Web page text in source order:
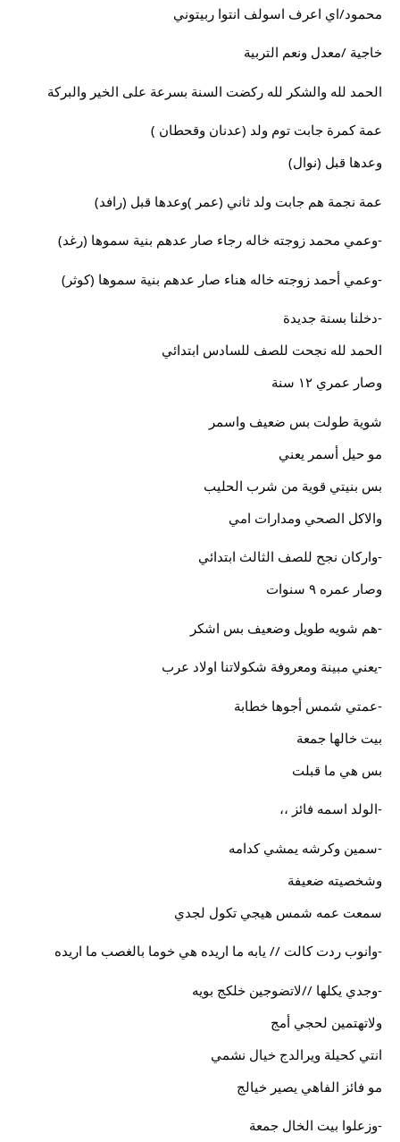
محمود/اي اعرف اسولف انتوا ربيتوني
خاجية /معدل ونعم التربية
الحمد لله والشكر لله ركضت السنة بسرعة على الخير والبركة
عمة كمرة جابت توم ولد (عدنان وقحطان )
وعدها قبل (نوال)
عمة نجمة هم جابت ولد ثاني (عمر )وعدها قبل (رافد)
-وعمي محمد زوجته خاله رجاء صار عدهم بنية سموها (رغد)
-وعمي أحمد زوجته خاله هناء صار عدهم بنية سموها (كوثر)
-دخلنا بسنة جديدة
الحمد لله نجحت للصف للسادس ابتدائي
وصار عمري ١٢ سنة
شوية طولت بس ضعيف واسمر
مو حيل أسمر يعني
بس بنيتي قوية من شرب الحليب
والاكل الصحي ومدارات امي
-واركان نجح للصف الثالث ابتدائي
وصار عمره ٩ سنوات
-هم شويه طويل وضعيف بس اشكر
-يعني مبينة ومعروفة شكولاتنا اولاد عرب
-عمتي شمس أجوها خطابة
بيت خالها جمعة
بس هي ما قبلت
-الولد اسمه فائز ،،
-سمين وكرشه يمشي كدامه
وشخصيته ضعيفة
سمعت عمه شمس هيجي تكول لجدي
-وانوب ردت كالت // يابه ما اريده هي خوما بالغصب ما اريده
-وجدي يكلها //لاتضوجين خلكج بويه
ولاتهتمين لحجي أمج
انتي كحيلة ويرالدج خيال نشمي
مو فائز الفاهي يصير خيالج
-وزعلوا بيت الخال جمعة